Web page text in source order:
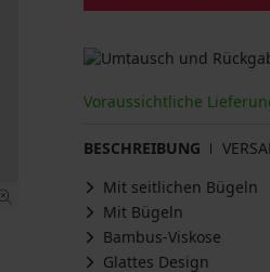
Voraussichtliche
BESCHREIBUNG
Mit seitlichen Bügeln
Mit Bügeln
Bambus-Viskose
Glattes Design